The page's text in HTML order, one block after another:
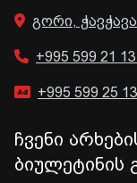
გორი,
+995 599 21
+995 599 25
ჩვენი
ბიულეტინის